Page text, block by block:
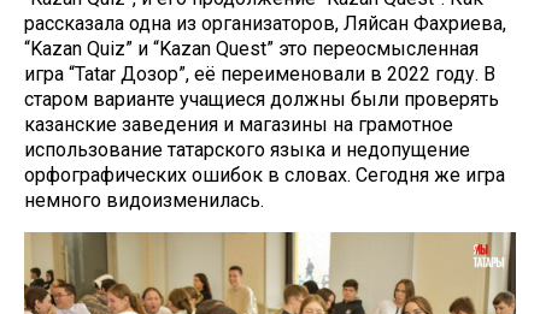
рассказала одна из организаторов, Ляйсан Фахриева,
“Kazan Quiz” и “Kazan Quest” это переосмысленная
игра “Tatar Дозор”, её переименовали в 2022 году. В
старом варианте учащиеся должны были проверять
казанские заведения и магазины на грамотное
использование татарского языка и недопущение
орфографических ошибок в словах. Сегодня же игра
немного видоизменилась.